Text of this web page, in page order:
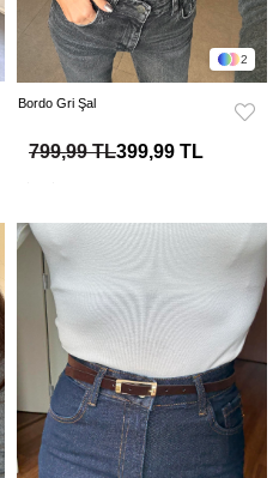
2
Bordo Gri Şal
399,99 TL
799,99 TL